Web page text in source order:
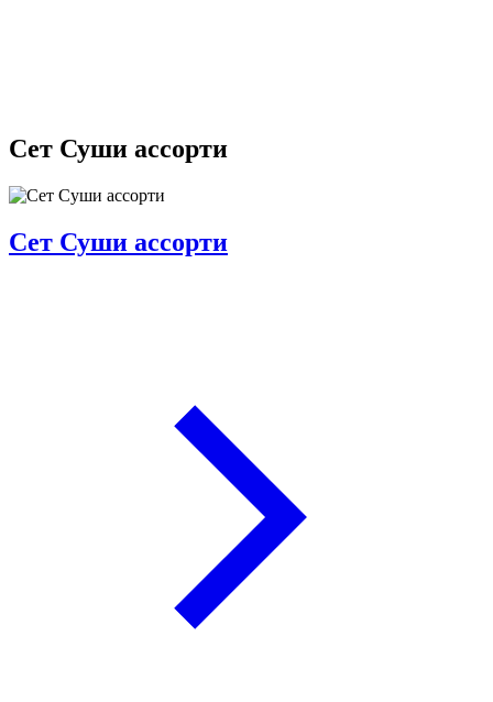
Сет Суши ассорти
Сет Суши ассорти